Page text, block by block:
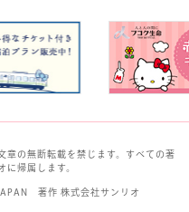
章の無断転載を禁じます。すべての著
に帰属します。
著作 株式会社サンリオ